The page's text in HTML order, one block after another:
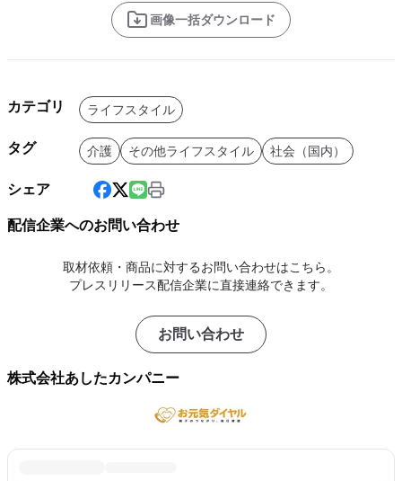
画像一括ダウンロード
カテゴリ ライフスタイル
タグ 介護 その他ライフスタイル 社会（国内）
シェア
配信企業へのお問い合わせ
取材依頼・商品に対するお問い合わせはこちら。
プレスリリース配信企業に直接連絡できます。
お問い合わせ
株式会社あしたカンパニー